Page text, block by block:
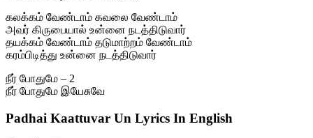
கலக்கம் வேண்டாம் கவலை வேண்டாம்
அவர் கிருபையால் உன்னை நடத்திடுவார்
தயக்கம் வேண்டாம் தடுமாற்றம் வேண்டாம்
கரம்பிடித்து உன்னை நடத்திடுவார்
நீர் போதுமே – 2
நீர் போதுமே இயேசுவே
Padhai Kaattuvar Un Lyrics In English